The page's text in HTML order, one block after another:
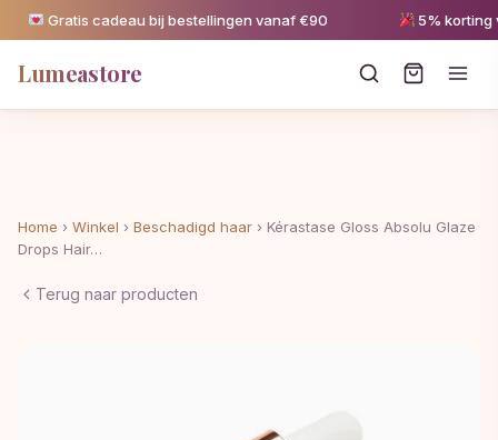
Gratis cadeau bij bestellingen vanaf €90 5% korting
Lumeastore
Home › Winkel › Beschadigd haar › Kérastase Gloss Absolu Glaze
Drops Hair…
Terug naar producten